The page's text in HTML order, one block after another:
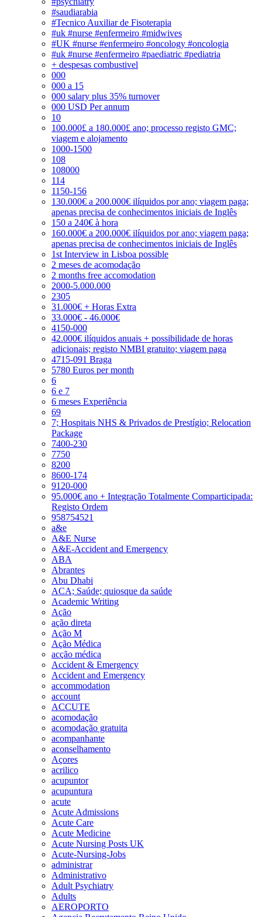
#saudiarabia
#Tecnico Auxiliar de Fisoterapia
#uk #nurse #enfermeiro #midwives
#UK #nurse #enfermeiro #oncology #oncologia
#uk #nurse #enfermeiro #paediatric #pediatria
+ despesas combustivel
000
000 a 15
000 salary plus 35% turnover
000 USD Per annum
10
100.000£ a 180.000£ ano; processo registo GMC;
viagem e alojamento
1000-1500
108
108000
114
1150-156
130.000€ a 200.000€ ilíquidos por ano; viagem paga;
apenas precisa de conhecimentos iniciais de Inglês
150 a 240€ à hora
160.000€ a 200.000€ ilíquidos por ano; viagem paga;
apenas precisa de conhecimentos iniciais de Inglês
1st Interview in Lisboa possible
2 meses de acomodação
2 months free accomodation
2000-5.000.000
2305
31.000€ + Horas Extra
33.000€ - 46.000€
4150-000
42.000€ ilíquidos anuais + possibilidade de horas
adicionais; registo NMBI gratuito; viagem paga
4715-091 Braga
5780 Euros per month
6
6 e 7
6 meses Experiência
69
7; Hospitais NHS & Privados de Prestígio; Relocation
Package
7400-230
7750
8200
8600-174
9120-000
95.000€ ano + Integração Totalmente Comparticipada:
Registo Ordem
958754521
a&e
A&E Nurse
A&E-Accident and Emergency
ABA
Abrantes
Abu Dhabi
ACA; Saúde; quiosque da saúde
Academic Writing
Ação
ação direta
Ação M
Ação Médica
acção médica
Accident & Emergency
Accident and Emergency
accommodation
account
ACCUTE
acomodação
acomodação gratuita
acompanhante
aconselhamento
Açores
acrilico
acupuntor
acupuntura
acute
Acute Admissions
Acute Care
Acute Medicine
Acute Nursing Posts UK
Acute-Nursing-Jobs
administrar
Administrativo
Adult Psychiatry
Adults
AEROPORTO